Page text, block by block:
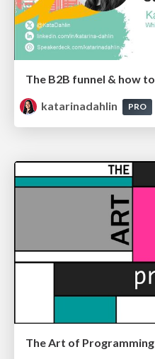
katarinadahlin
PRO
The Art of